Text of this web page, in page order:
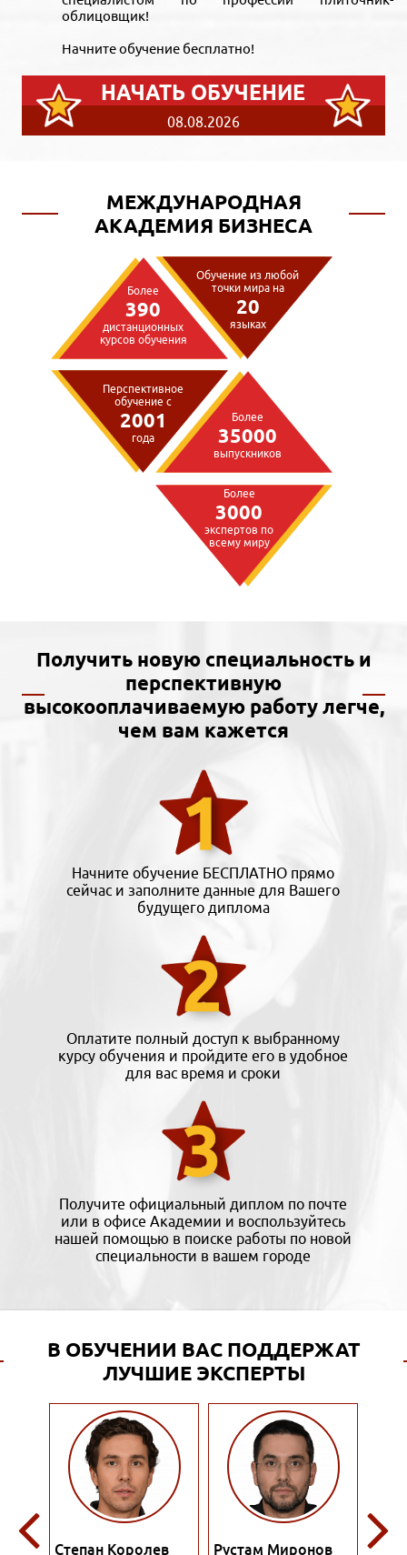
облицовщик!
Начните обучение бесплатно!
НАЧАТЬ ОБУЧЕНИЕ
08.08.2026
МЕЖДУНАРОДНАЯ
АКАДЕМИЯ БИЗНЕСА
Более
390
дистанционных
курсов обучения
Обучение из любой
точки мира на
20
языках
Более
3000
экспертов по
всему миру
Перспективное
обучение с
2001
года
Более
35000
выпускников
Получить новую специальность и
перспективную
высокооплачиваемую работу легче,
чем вам кажется
Начните обучение БЕСПЛАТНО прямо
сейчас и заполните данные для Вашего
будущего диплома
Оплатите полный доступ к выбранному
курсу обучения и пройдите его в удобное
для вас время и сроки
Получите официальный диплом по почте
или в офисе Академии и воспользуйтесь
нашей помощью в поиске работы по новой
специальности в вашем городе
В ОБУЧЕНИИ ВАС ПОДДЕРЖАТ
ЛУЧШИЕ ЭКСПЕРТЫ
Рустам Миронов Роман Филатов